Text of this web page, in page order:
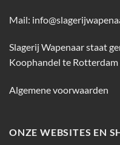
Mail:
Slagerij Wapenaar staat
Koophandel te
Algemene voorwaarden
ONZE WEBSITES EN